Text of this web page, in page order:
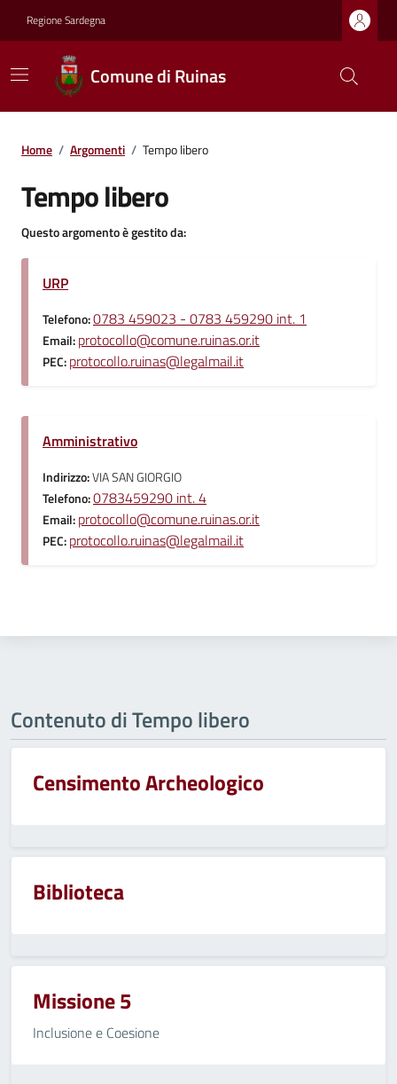
Regione Sardegna
Comune di Ruinas
Home / Argomenti / Tempo libero
Tempo libero
Questo argomento è gestito da:
URP
Telefono:0783 459023 - 0783 459290 int. 1
Email:protocollo@comune.ruinas.or.it
PEC:protocollo.ruinas@legalmail.it
Amministrativo
Indirizzo:VIA SAN GIORGIO
Telefono:0783459290 int. 4
Email:protocollo@comune.ruinas.or.it
PEC:protocollo.ruinas@legalmail.it
Contenuto di Tempo libero
Censimento Archeologico
Biblioteca
Missione 5
Inclusione e Coesione